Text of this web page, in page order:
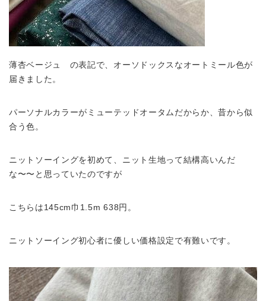
薄杏ベージュ の表記で、オーソドックスなオートミール色が
届きました。
パーソナルカラーがミューテッドオータムだからか、昔から似
合う色。
ニットソーイングを初めて、ニット生地って結構高いんだ
な〜〜と思っていたのですが
こちらは145cm巾1.5m 638円。
ニットソーイング初心者に優しい価格設定で有難いです。